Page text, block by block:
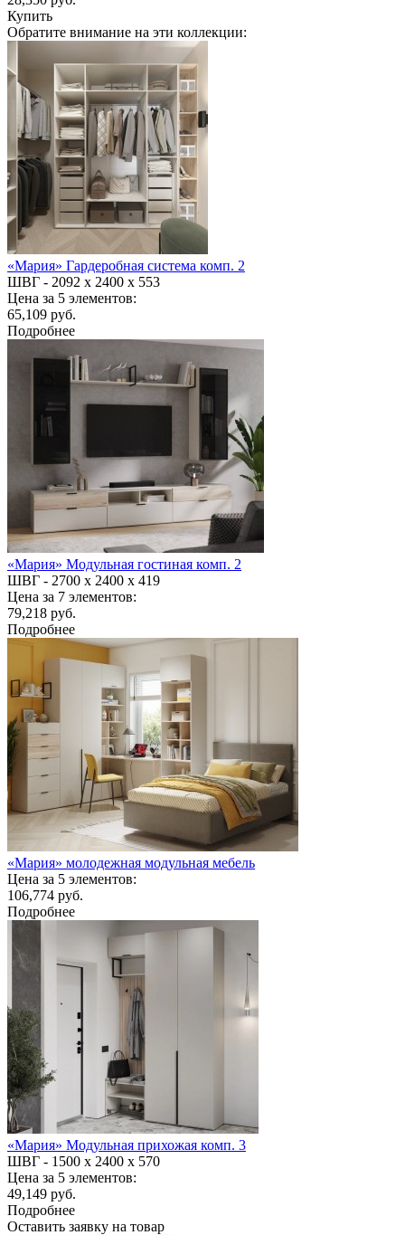
Купить
Обратите внимание на эти коллекции:
«Мария» Гардеробная система комп. 2
ШВГ - 2092 х 2400 х 553
Цена за 5 элементов:
65,109 руб.
Подробнее
«Мария» Модульная гостиная комп. 2
ШВГ - 2700 х 2400 х 419
Цена за 7 элементов:
79,218 руб.
Подробнее
«Мария» молодежная модульная мебель
Цена за 5 элементов:
106,774 руб.
Подробнее
«Мария» Модульная прихожая комп. 3
ШВГ - 1500 х 2400 х 570
Цена за 5 элементов:
49,149 руб.
Подробнее
Оставить заявку на товар